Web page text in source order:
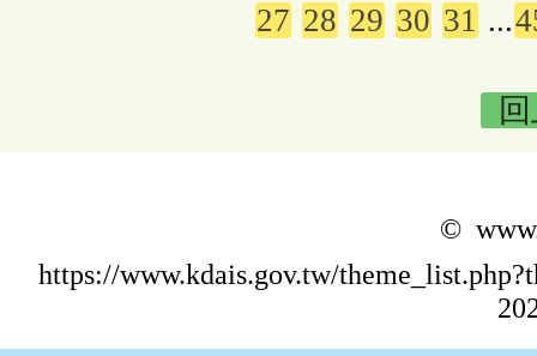
27 28 29 30 31 ...
©
https://www.kdais.gov.tw/